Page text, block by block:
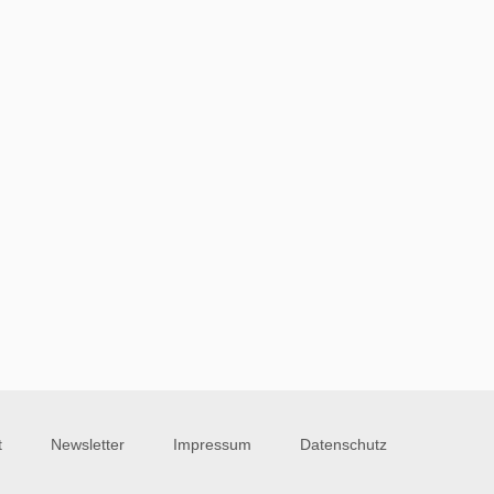
Newsletter Impressum Datenschutz